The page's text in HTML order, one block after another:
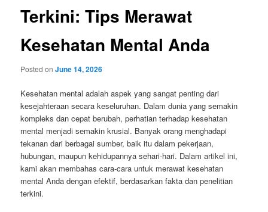
Terkini: Tips Merawat
Kesehatan Mental Anda
Posted onJune 14, 2026
Kesehatan mental adalah aspek yang sangat penting dari
kesejahteraan secara keseluruhan. Dalam dunia yang semakin
kompleks dan cepat berubah, perhatian terhadap kesehatan
mental menjadi semakin krusial. Banyak orang menghadapi
tekanan dari berbagai sumber, baik itu dalam pekerjaan,
hubungan, maupun kehidupannya sehari-hari. Dalam artikel ini,
kami akan membahas cara-cara untuk merawat kesehatan
mental Anda dengan efektif, berdasarkan fakta dan penelitian
terkini.